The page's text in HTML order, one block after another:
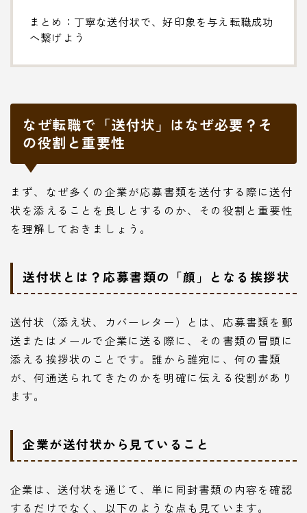
まとめ：丁寧な送付状で、好印象を与え転職成功
へ繋げよう
なぜ転職で「送付状」はなぜ必要？そ
の役割と重要性
まず、なぜ多くの企業が応募書類を送付する際に送付
状を添えることを良しとするのか、その役割と重要性
を理解しておきましょう。
送付状とは？応募書類の「顔」となる挨拶状
送付状（添え状、カバーレター）とは、応募書類を郵
送またはメールで企業に送る際に、その書類の冒頭に
添える挨拶状のことです。誰から誰宛に、何の書類
が、何通送られてきたのかを明確に伝える役割があり
ます。
企業が送付状から見ていること
企業は、送付状を通じて、単に同封書類の内容を確認
するだけでなく、以下のような点も見ています。